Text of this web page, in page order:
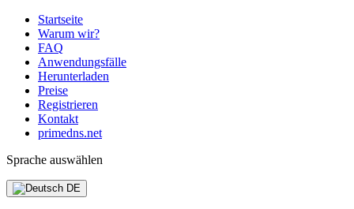
Startseite
Warum wir?
FAQ
Anwendungsfälle
Herunterladen
Preise
Registrieren
Kontakt
primedns.net
Sprache auswählen
DE